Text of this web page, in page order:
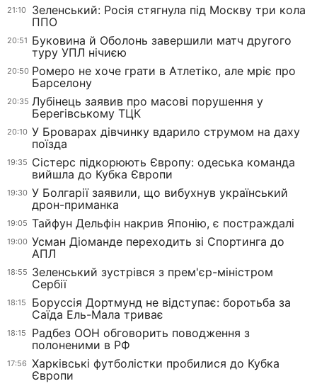
21:10
Зеленський: Росія стягнула під Москву три кола
ППО
20:51 Буковина й Оболонь завершили матч другого
туру УПЛ нічиєю
20:50 Ромеро не хоче грати в Атлетіко, але мріє про
Барселону
20:35 Лубінець заявив про масові порушення у
Берегівському ТЦК
20:10 У Броварах дівчинку вдарило струмом на даху
поїзда
19:35 Сістерс підкорюють Європу: одеська команда
вийшла до Кубка Європи
19:30 У Болгарії заявили, що вибухнув український
дрон-приманка
19:05 Тайфун Дельфін накрив Японію, є постраждалі
19:00 Усман Діоманде переходить зі Спортинга до
АПЛ
18:55 Зеленський зустрівся з прем'єр-міністром
Сербії
18:15
Боруссія Дортмунд не відступає: боротьба за
Саїда Ель-Мала триває
18:15
Радбез ООН обговорить поводження з
полоненими в РФ
17:56 Харківські футболістки пробилися до Кубка
Європи